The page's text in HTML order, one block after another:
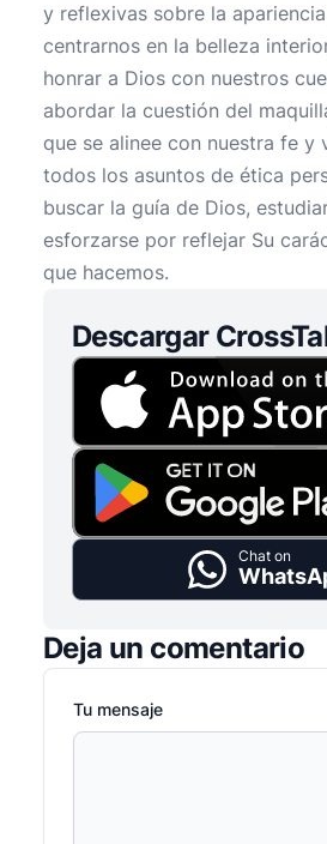
y reflexivas sobre la
centrarnos en la belleza
honrar a Dios con nuestros
abordar la cuestión del
que se alinee con nuestra fe y
todos los asuntos de ética
buscar la guía de Dios,
esforzarse por reflejar Su
que hacemos.
Descargar
Chat on
Deja un comentario
Tu mensaje